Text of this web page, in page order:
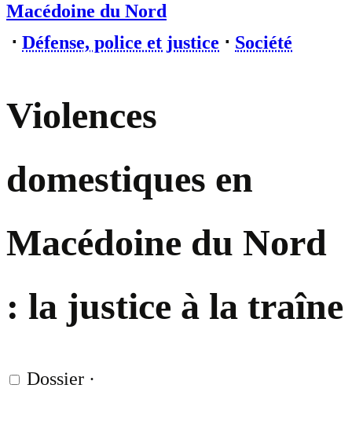
Macédoine du Nord
⋅ Défense, police et justice ⋅ Société
Violences
domestiques en
Macédoine du Nord
: la justice à la traîne
Dossier ·